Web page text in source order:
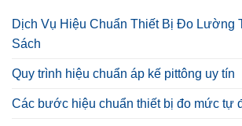
Dịch Vụ Hiệu Chuẩn Thiết Bị Đo Lường
Sách
Quy trình hiệu chuẩn áp kế pittông uy tín
Các bước hiệu chuẩn thiết bị đo mức tự